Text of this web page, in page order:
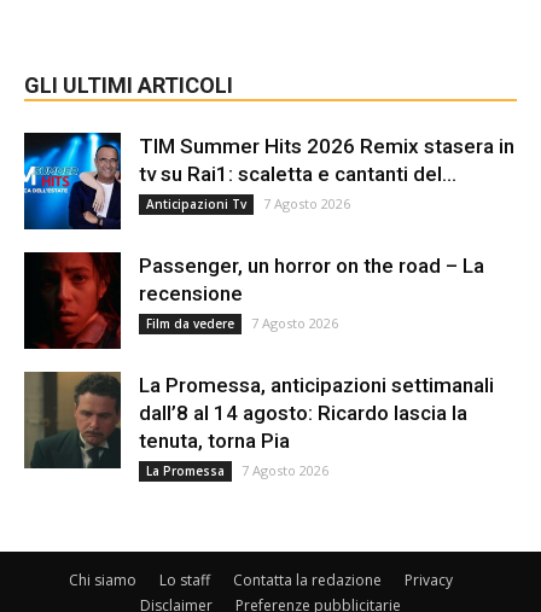
GLI ULTIMI ARTICOLI
TIM Summer Hits 2026 Remix stasera in
tv su Rai1: scaletta e cantanti del...
Anticipazioni Tv 7 Agosto 2026
Passenger, un horror on the road – La
recensione
Film da vedere 7 Agosto 2026
La Promessa, anticipazioni settimanali
dall’8 al 14 agosto: Ricardo lascia la
tenuta, torna Pia
La Promessa 7 Agosto 2026
Chi siamo Lo staff Contatta la redazione
Privacy
Disclaimer
Preferenze pubblicitarie